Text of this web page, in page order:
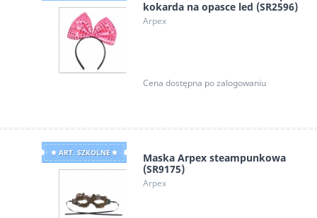
kokarda na opasce led (SR2596)
Arpex
Cena dostępna po zalogowaniu
ART. SZKOLNE
Maska Arpex steampunkowa
(SR9175)
Arpex